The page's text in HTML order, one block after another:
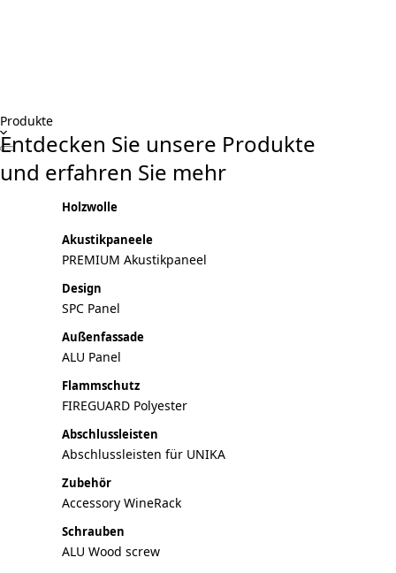
Produkte
Entdecken Sie unsere Produkte
und erfahren Sie mehr
Holzwolle
Akustikpaneele
PREMIUM Akustikpaneel
Design
SPC Panel
Außenfassade
ALU Panel
Flammschutz
FIREGUARD Polyester
Abschlussleisten
Abschlussleisten für UNIKA
Zubehör
Accessory WineRack
Schrauben
ALU Wood screw